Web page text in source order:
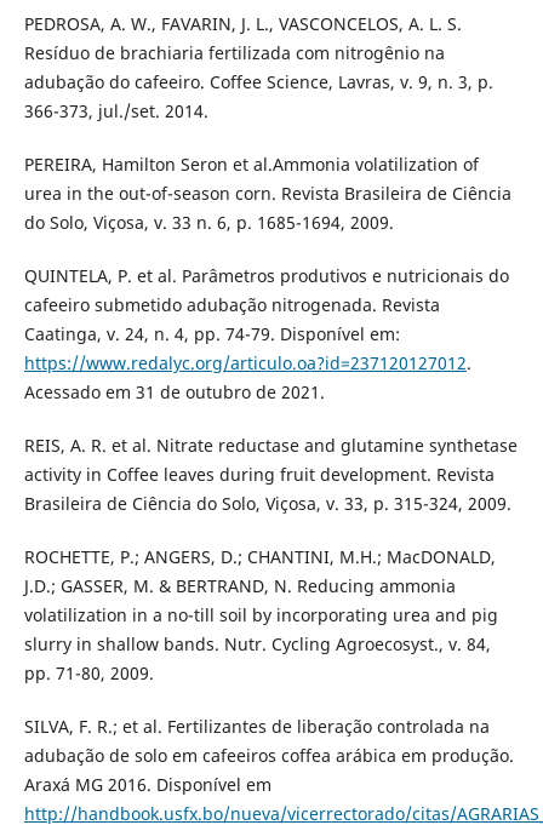
PEDROSA, A. W., FAVARIN, J. L., VASCONCELOS, A. L. S.
Resíduo de brachiaria fertilizada com nitrogênio na
adubação do cafeeiro. Coffee Science, Lavras, v. 9, n. 3, p.
366-373, jul./set. 2014.
PEREIRA, Hamilton Seron et al.Ammonia volatilization of
urea in the out-of-season corn. Revista Brasileira de Ciência
do Solo, Viçosa, v. 33 n. 6, p. 1685-1694, 2009.
QUINTELA, P. et al. Parâmetros produtivos e nutricionais do
cafeeiro submetido adubação nitrogenada. Revista
Caatinga, v. 24, n. 4, pp. 74-79. Disponível em:
https://www.redalyc.org/articulo.oa?id=237120127012.
Acessado em 31 de outubro de 2021.
REIS, A. R. et al. Nitrate reductase and glutamine synthetase
activity in Coffee leaves during fruit development. Revista
Brasileira de Ciência do Solo, Viçosa, v. 33, p. 315-324, 2009.
ROCHETTE, P.; ANGERS, D.; CHANTINI, M.H.; MacDONALD,
J.D.; GASSER, M. & BERTRAND, N. Reducing ammonia
volatilization in a no-till soil by incorporating urea and pig
slurry in shallow bands. Nutr. Cycling Agroecosyst., v. 84,
pp. 71-80, 2009.
SILVA, F. R.; et al. Fertilizantes de liberação controlada na
adubação de solo em cafeeiros coffea arábica em produção.
Araxá MG 2016. Disponível em
http://handbook.usfx.bo/nueva/vicerrectorado/citas/